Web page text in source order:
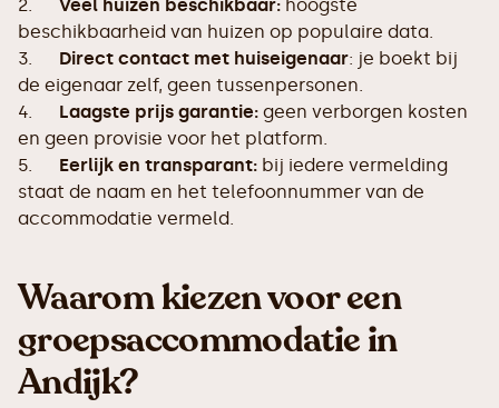
2. Veel huizen beschikbaar: hoogste
beschikbaarheid van huizen op populaire data.
3. Direct contact met huiseigenaar: je boekt bij
de eigenaar zelf, geen tussenpersonen.
4. Laagste prijs garantie: geen verborgen kosten
en geen provisie voor het platform.
5. Eerlijk en transparant: bij iedere vermelding
staat de naam en het telefoonnummer van de
accommodatie vermeld.
Waarom kiezen voor een
groepsaccommodatie in
Andijk?